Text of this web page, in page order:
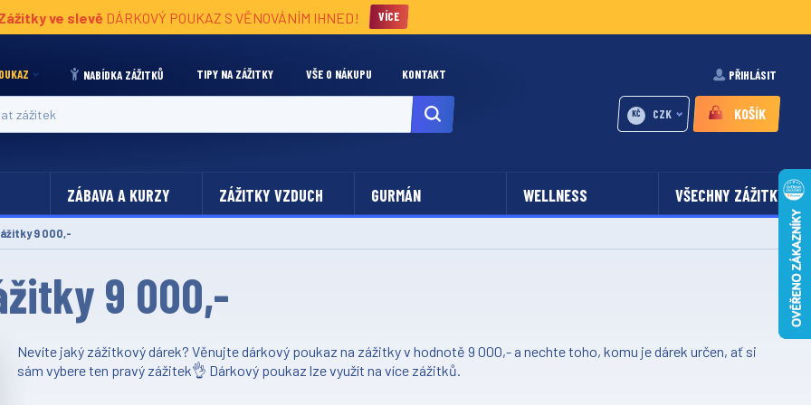
ve slevě DÁRKOVÝ POUKAZ S VĚNOVÁNÍM IHNED! VÍCE
NABÍDKA ZÁŽITKŮ TIPY NA ZÁŽITKY VŠE O NÁKUPU KONTAKT PŘIHLÁSIT
KČ CZK KOŠÍK
ZÁBAVA A KURZY ZÁŽITKY VZDUCH GURMÁN WELLNESS VŠECHNY ZÁŽITKY
9 000,-
9 000,-
Nevíte jaký zážitkový dárek? Věnujte dárkový poukaz na zážitky v hodnotě 9 000,- a nechte toho, komu je dárek určen, ať si
sám vybere ten pravý zážitek👌 Dárkový poukaz lze využít na více zážitků.